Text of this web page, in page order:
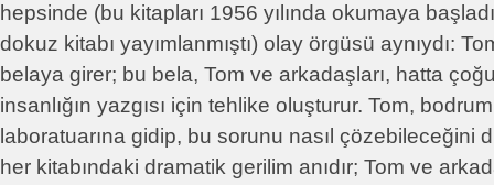
hepsinde (bu kitapları 1956 yılında okumaya
dokuz kitabı yayımlanmıştı) olay örgüsü aynıydı:
belaya girer; bu bela, Tom ve arkadaşları, hatta
insanlığın yazgısı için tehlike oluşturur. Tom,
laboratuarına gidip, bu sorunu nasıl çözebileceğini
her kitabındaki dramatik gerilim anıdır; Tom ve